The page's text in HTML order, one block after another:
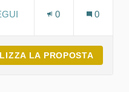
0 0
LA PROPOSTA